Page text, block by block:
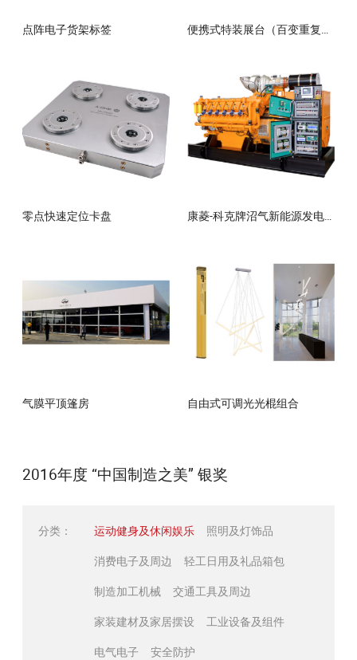
点阵电子货架标签 便携式特装展台（百变重复使用）
零点快速定位卡盘 康菱-科克牌沼气新能源发电机组
气膜平顶篷房 自由式可调光光棍组合
2016年度 “中国制造之美” 银奖
分类： 运动健身及休闲娱乐
照明及灯饰品
消费电子及周边
轻工日用及礼品箱包
制造加工机械
交通工具及周边
家装建材及家居摆设
工业设备及组件
电气电子
安全防护